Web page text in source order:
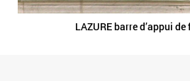
LAZURE barre d’appui